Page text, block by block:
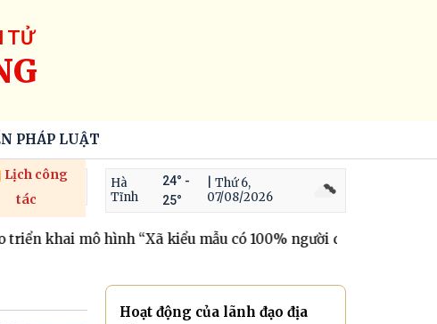
TỬ
PHÁP LUẬT
Lịch công
tác
Hà
Tĩnh
24° -
25°
| Thứ 6,
07/08/2026
mô hình “Xã kiểu mẫu có 100% người dân tham gia BHYT”
Hoạt động của lãnh đạo địa